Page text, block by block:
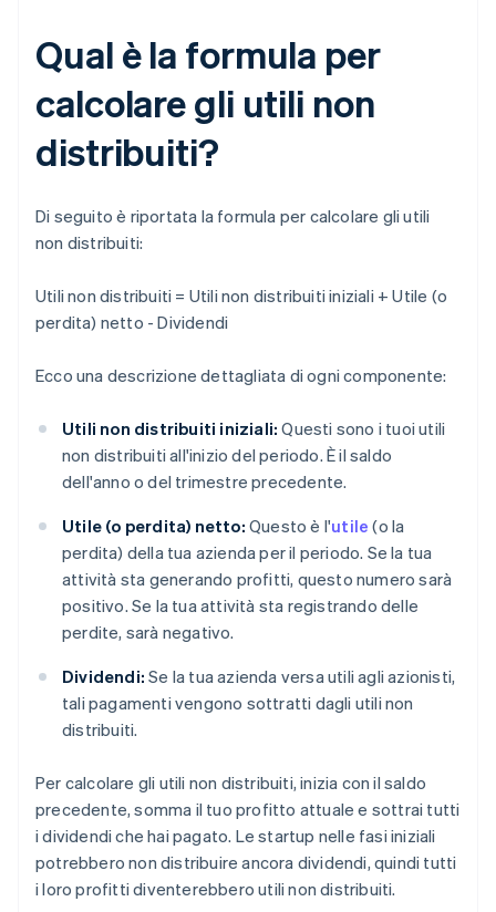
Qual è la formula per
calcolare gli utili non
distribuiti?
Di seguito è riportata la formula per calcolare gli utili
non distribuiti:
Utili non distribuiti = Utili non distribuiti iniziali + Utile (o
perdita) netto - Dividendi
Ecco una descrizione dettagliata di ogni componente:
Utili non distribuiti iniziali: Questi sono i tuoi utili
non distribuiti all'inizio del periodo. È il saldo
dell'anno o del trimestre precedente.
Utile (o perdita) netto: Questo è l'utile (o la
perdita) della tua azienda per il periodo. Se la tua
attività sta generando profitti, questo numero sarà
positivo. Se la tua attività sta registrando delle
perdite, sarà negativo.
Dividendi: Se la tua azienda versa utili agli azionisti,
tali pagamenti vengono sottratti dagli utili non
distribuiti.
Per calcolare gli utili non distribuiti, inizia con il saldo
precedente, somma il tuo profitto attuale e sottrai tutti
i dividendi che hai pagato. Le startup nelle fasi iniziali
potrebbero non distribuire ancora dividendi, quindi tutti
i loro profitti diventerebbero utili non distribuiti.